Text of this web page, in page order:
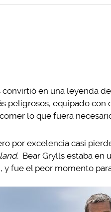
convirtió en una leyenda
peligrosos, equipado con
lo que fuera
por excelencia casi
Bear Grylls estaba en
y fue el peor momento